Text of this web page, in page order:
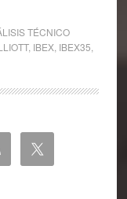
TÉCNICO
, IBEX, IBEX35